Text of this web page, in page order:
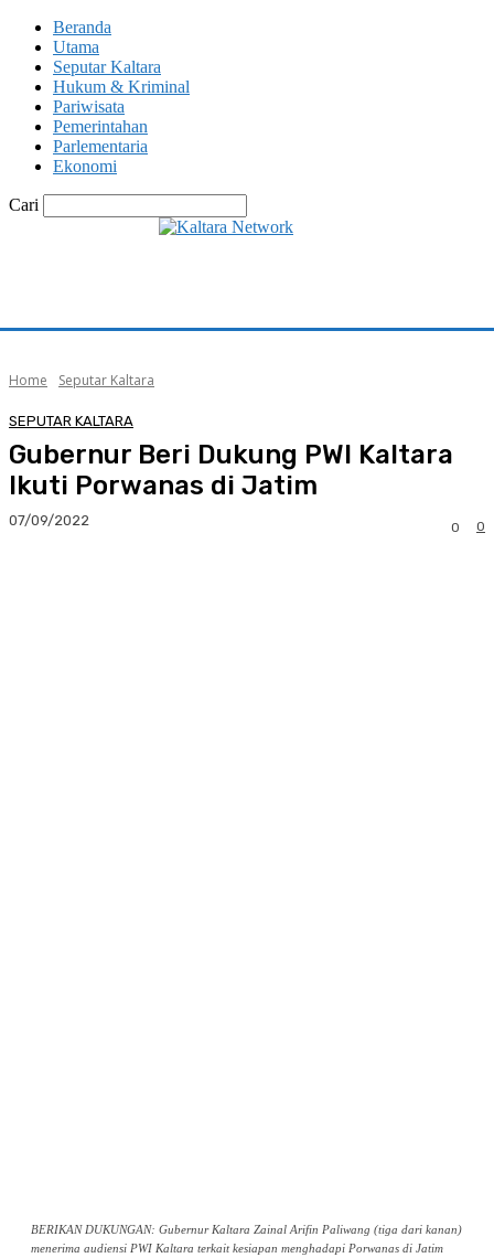
Beranda
Utama
Seputar Kaltara
Hukum & Kriminal
Pariwisata
Pemerintahan
Parlementaria
Ekonomi
Cari
Home Seputar Kaltara
SEPUTAR KALTARA
Gubernur Beri Dukung PWI Kaltara
Ikuti Porwanas di Jatim
07/09/2022 0
0
BERIKAN DUKUNGAN: Gubernur Kaltara Zainal Arifin Paliwang (tiga dari kanan)
menerima audiensi PWI Kaltara terkait kesiapan menghadapi Porwanas di Jatim